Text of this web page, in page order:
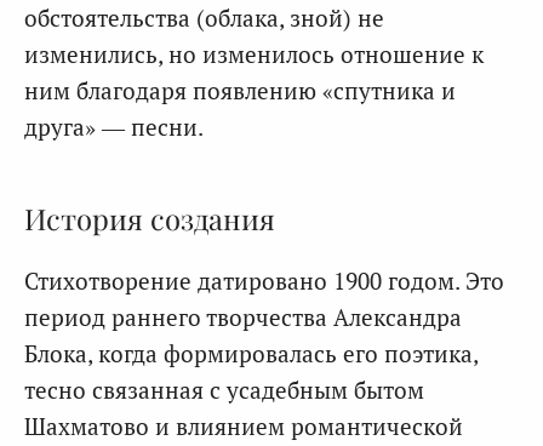
обстоятельства (облака, зной) не
изменились, но изменилось отношение к
ним благодаря появлению «спутника и
друга» — песни.
История создания
Стихотворение датировано 1900 годом. Это
период раннего творчества Александра
Блока, когда формировалась его поэтика,
тесно связанная с усадебным бытом
Шахматово и влиянием романтической